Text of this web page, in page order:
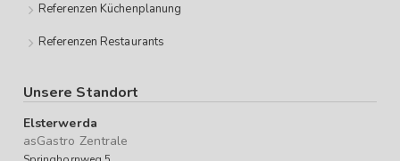
Referenzen Küchenplanung
Referenzen Restaurants
Unsere Standort
Elsterwerda
asGastro Zentrale